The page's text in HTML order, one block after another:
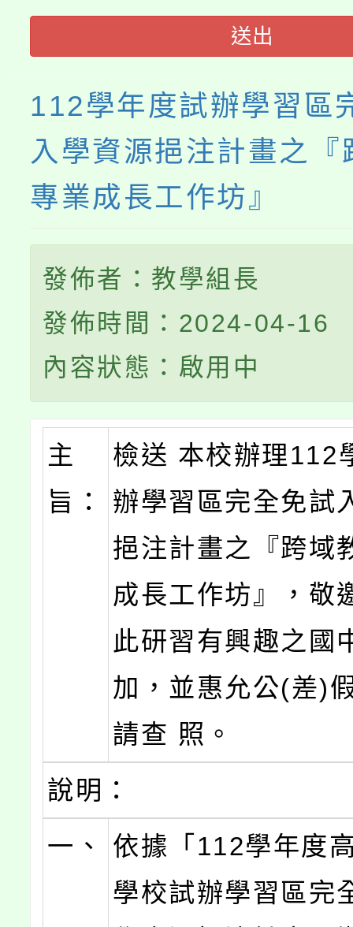
送出
112學年度試辦學習區
入學資源挹注計畫之『
專業成長工作坊』
發佈者：教學組長
發佈時間：2024-04-16
內容狀態：啟用中
主
旨：
檢送 本校辦理112
辦學習區完全免試
挹注計畫之『跨域
成長工作坊』，敬
此研習有興趣之國
加，並惠允公(差)
請查 照。
說明：
一、
依據「112學年度
學校試辦學習區完